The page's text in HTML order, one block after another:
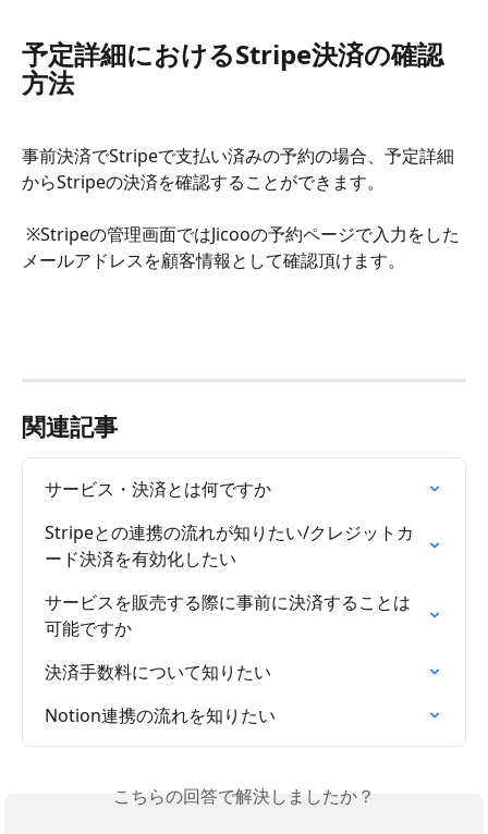
予定詳細におけるStripe決済の確認
方法
事前決済でStripeで支払い済みの予約の場合、予定詳細
からStripeの決済を確認することができます。
メールアドレスを顧客情報として確認頂けます。
関連記事
サービス・決済とは何ですか
Stripeとの連携の流れが知りたい/クレジットカ
ード決済を有効化したい
サービスを販売する際に事前に決済することは
可能ですか
決済手数料について知りたい
Notion連携の流れを知りたい
こちらの回答で解決しましたか？